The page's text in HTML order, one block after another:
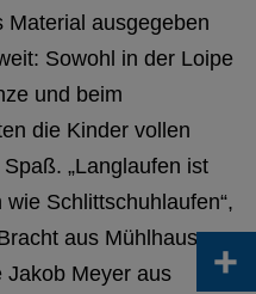
Material ausgegeben
Sowohl in der Loipe
und beim
die Kinder vollen
„Langlaufen ist
Schlittschuhlaufen“,
aus Mühlhausen.
Jakob Meyer aus
+